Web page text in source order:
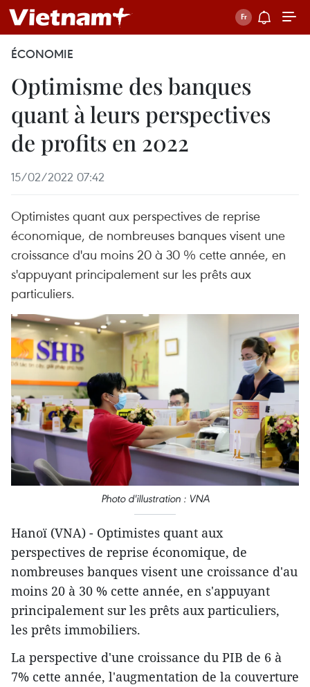
ÉCONOMIE
Optimisme des banques
quant à leurs perspectives
de profits en 2022
15/02/2022 07:42
Optimistes quant aux perspectives de reprise
économique, de nombreuses banques visent une
croissance d'au moins 20 à 30 % cette année, en
s'appuyant principalement sur les prêts aux
particuliers.
Photo d'illustration : VNA
Hanoï (VNA) - Optimistes quant aux
perspectives de reprise économique, de
nombreuses banques visent une croissance d'au
moins 20 à 30 % cette année, en s'appuyant
principalement sur les prêts aux particuliers,
les prêts immobiliers.
La perspective d'une croissance du PIB de 6 à
7% cette année, l'augmentation de la couverture